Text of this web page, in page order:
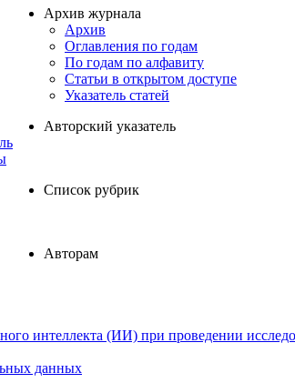
Архив журнала
Архив
Оглавления по годам
По годам по алфавиту
Статьи в открытом доступе
Указатель статей
Авторский указатель
Список рубрик
Авторам
интеллекта (ИИ) при проведении
данных